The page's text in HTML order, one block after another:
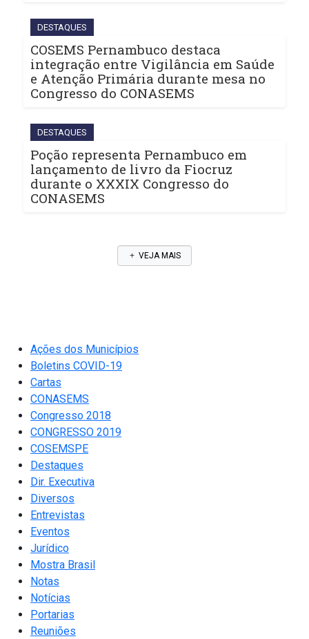
DESTAQUES
COSEMS Pernambuco destaca
integração entre Vigilância em Saúde
e Atenção Primária durante mesa no
Congresso do CONASEMS
DESTAQUES
Poção representa Pernambuco em
lançamento de livro da Fiocruz
durante o XXXIX Congresso do
CONASEMS
VEJA MAIS
Ações dos Municípios
Boletins COVID-19
Cartas
CONASEMS
Congresso 2018
CONGRESSO 2019
COSEMSPE
Destaques
Dir. Executiva
Diversos
Entrevistas
Eventos
Jurídico
Mostra Brasil
Notas
Notícias
Portarias
Reuniões